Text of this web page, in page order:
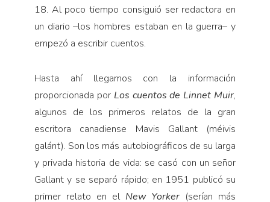
18. Al poco tiempo consiguió ser redactora en
un diario –los hombres estaban en la guerra– y
empezó a escribir cuentos.
Hasta ahí llegamos con la información
proporcionada por Los cuentos de Linnet Muir,
algunos de los primeros relatos de la gran
escritora canadiense Mavis Gallant (méivis
galánt). Son los más autobiográficos de su larga
y privada historia de vida: se casó con un señor
Gallant y se separó rápido; en 1951 publicó su
primer relato en el New Yorker (serían más